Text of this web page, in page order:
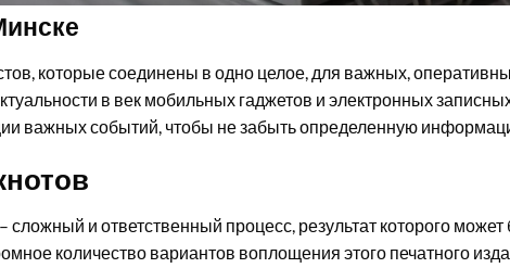
которые соединены в одно целое, для важных,
в век мобильных гаджетов и электронных
важных событий, чтобы не забыть определенную
– сложный и ответственный процесс, результат которого
количество вариантов воплощения этого печатного